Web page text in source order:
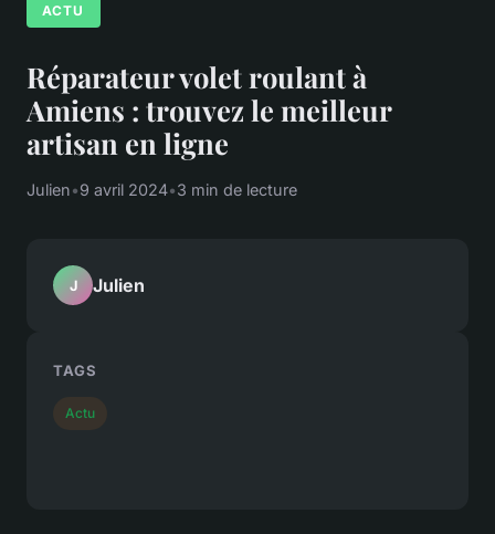
ACTU
Réparateur volet roulant à
Amiens : trouvez le meilleur
artisan en ligne
Julien•9 avril 2024•3 min de lecture
J Julien
TAGS
Actu